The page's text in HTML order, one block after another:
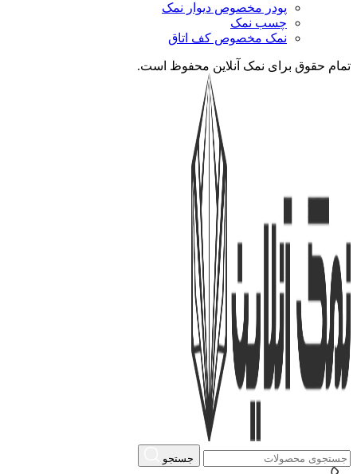
پودر مخصوص دیوار نمک
چسب نمک
نمک مخصوص کف اتاق
تمام حقوق برای نمک آنلاین محفوظ است.
جستجو